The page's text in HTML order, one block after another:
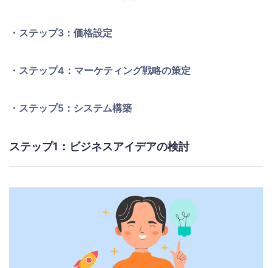
・ステップ3：価格設定
・ステップ4：マーケティング戦略の策定
・ステップ5：システム構築
ステップ1：ビジネスアイデアの検討